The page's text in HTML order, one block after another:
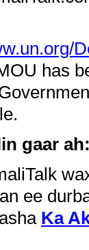
has
gaar ah:
ee
Ka